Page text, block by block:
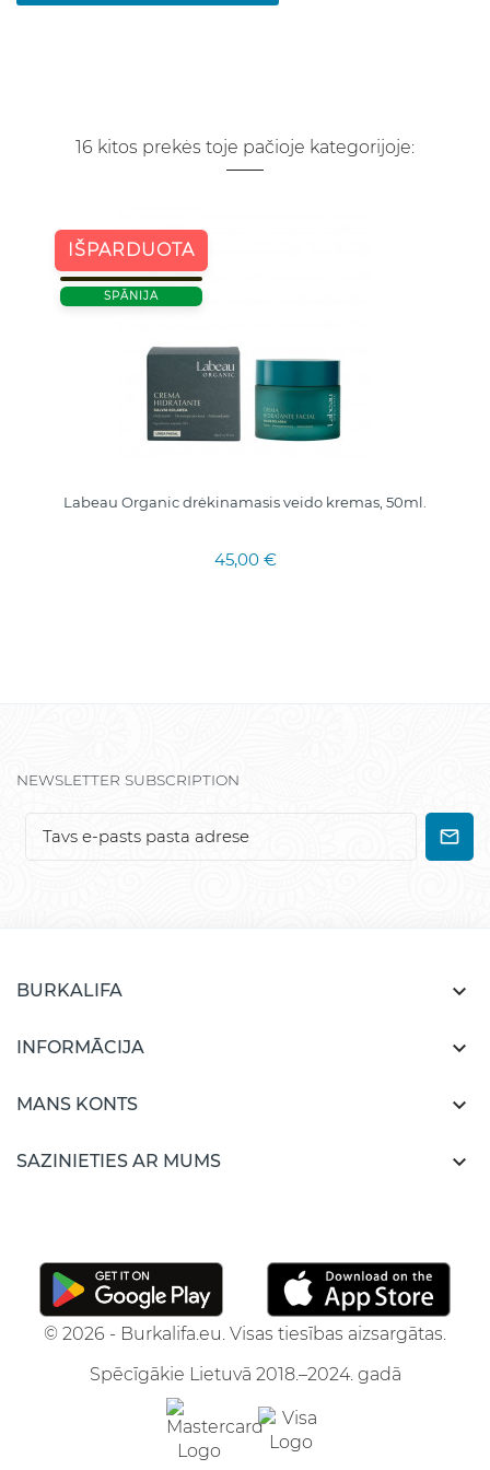
16 kitos prekės toje pačioje kategorijoje:
IŠPARDUOTA
SPĀNIJA
Labeau Organic drėkinamasis veido kremas, 50ml.
45,00 €
NEWSLETTER SUBSCRIPTION
BURKALIFA 
INFORMĀCIJA 
MANS KONTS 
SAZINIETIES AR MUMS 
© 2026 - Burkalifa.eu. Visas tiesības aizsargātas.
Spēcīgākie Lietuvā 2018.–2024. gadā